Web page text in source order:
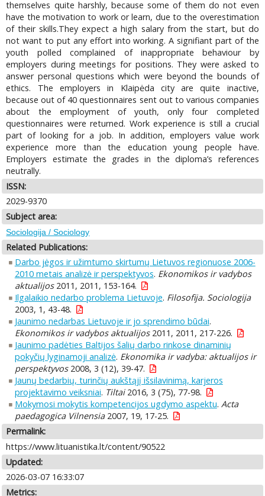
themselves quite harshly, because some of them do not even
have the motivation to work or learn, due to the overestimation
of their skills.They expect a high salary from the start, but do
not want to put any effort into working. A signifiant part of the
youth polled complained of inappropriate behaviour by
employers during meetings for positions. They were asked to
answer personal questions which were beyond the bounds of
ethics. The employers in Klaipėda city are quite inactive,
because out of 40 questionnaires sent out to various companies
about the employment of youth, only four completed
questionnaires were returned. Work experience is still a crucial
part of looking for a job. In addition, employers value work
experience more than the education young people have.
Employers estimate the grades in the diploma’s references
neutrally.
ISSN:
2029-9370
Subject area:
Sociologija / Sociology
Related Publications:
Darbo jėgos ir užimtumo skirtumų Lietuvos regionuose 2006-
2010 metais analizė ir perspektyvos. Ekonomikos ir vadybos
aktualijos2011, 2011, 153-164.
Ilgalaikio nedarbo problema Lietuvoje. Filosofija. Sociologija
2003, 1, 43-48.
Jaunimo nedarbas Lietuvoje ir jo sprendimo būdai.
Ekonomikos ir vadybos aktualijos2011, 2011, 217-226.
Jaunimo padėties Baltijos šalių darbo rinkose dinaminių
pokyčių lyginamoji analizė. Ekonomika ir vadyba: aktualijos ir
perspektyvos2008, 3 (12), 39-47.
Jaunų bedarbių, turinčių aukštąjį išsilavinimą, karjeros
projektavimo veiksniai. Tiltai2016, 3 (75), 77-98.
Mokymosi mokytis kompetencijos ugdymo aspektu. Acta
paedagogica Vilnensia2007, 19, 17-25.
Permalink:
https://www.lituanistika.lt/content/90522
Updated:
2026-03-07 16:33:07
Metrics: